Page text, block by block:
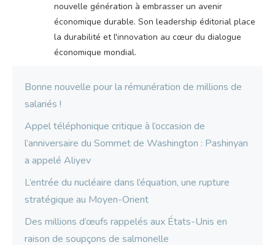
nouvelle génération à embrasser un avenir
économique durable. Son leadership éditorial place
la durabilité et l'innovation au cœur du dialogue
économique mondial.
Bonne nouvelle pour la rémunération de millions de
salariés !
Appel téléphonique critique à l’occasion de
l’anniversaire du Sommet de Washington : Pashinyan
a appelé Aliyev
L’entrée du nucléaire dans l’équation, une rupture
stratégique au Moyen-Orient
Des millions d’œufs rappelés aux États-Unis en
raison de soupçons de salmonelle